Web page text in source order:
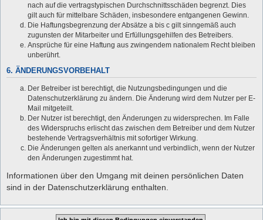
nach auf die vertragstypischen Durchschnittsschäden begrenzt. Dies
gilt auch für mittelbare Schäden, insbesondere entgangenen Gewinn.
Die Haftungsbegrenzung der Absätze a bis c gilt sinngemäß auch
zugunsten der Mitarbeiter und Erfüllungsgehilfen des Betreibers.
Ansprüche für eine Haftung aus zwingendem nationalem Recht bleiben
unberührt.
6. ÄNDERUNGSVORBEHALT
Der Betreiber ist berechtigt, die Nutzungsbedingungen und die
Datenschutzerklärung zu ändern. Die Änderung wird dem Nutzer per E-
Mail mitgeteilt.
Der Nutzer ist berechtigt, den Änderungen zu widersprechen. Im Falle
des Widerspruchs erlischt das zwischen dem Betreiber und dem Nutzer
bestehende Vertragsverhältnis mit sofortiger Wirkung.
Die Änderungen gelten als anerkannt und verbindlich, wenn der Nutzer
den Änderungen zugestimmt hat.
Informationen über den Umgang mit deinen persönlichen Daten
sind in der Datenschutzerklärung enthalten.